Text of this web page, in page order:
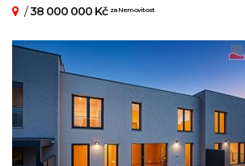
/38 000 000 Kč za Nemovitost